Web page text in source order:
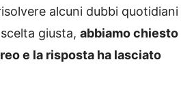
alcuni dubbi quotidiani
giusta, abbiamo chiesto
e la risposta ha lasciato